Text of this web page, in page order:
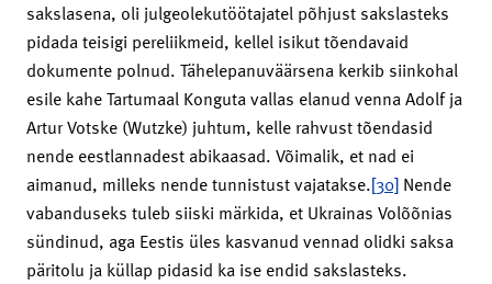
sakslasena, oli julgeolekutöötajatel põhjust sakslasteks
pidada teisigi pereliikmeid, kellel isikut tõendavaid
dokumente polnud. Tähelepanuväärsena kerkib siinkohal
esile kahe Tartumaal Konguta vallas elanud venna Adolf ja
Artur Votske (Wutzke) juhtum, kelle rahvust tõendasid
nende eestlannadest abikaasad. Võimalik, et nad ei
aimanud, milleks nende tunnistust vajatakse.[30] Nende
vabanduseks tuleb siiski märkida, et Ukrainas Volõõnias
sündinud, aga Eestis üles kasvanud vennad olidki saksa
päritolu ja küllap pidasid ka ise endid sakslasteks.